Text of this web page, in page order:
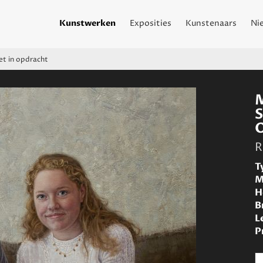
Kunstwerken Exposities Kunstenaars
in opdracht